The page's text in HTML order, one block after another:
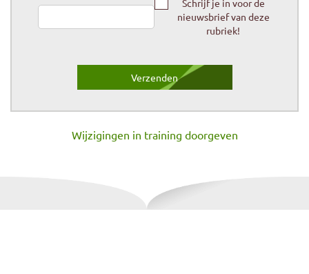
Schrijf je in voor de
nieuwsbrief van deze
rubriek!
Wijzigingen in training doorgeven